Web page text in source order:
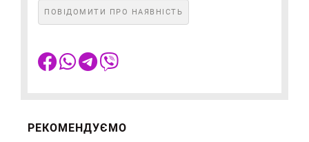
ПОВІДОМИТИ ПРО НАЯВНІСТЬ
РЕКОМЕНДУЄМО